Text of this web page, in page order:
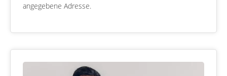
angegebene Adresse.